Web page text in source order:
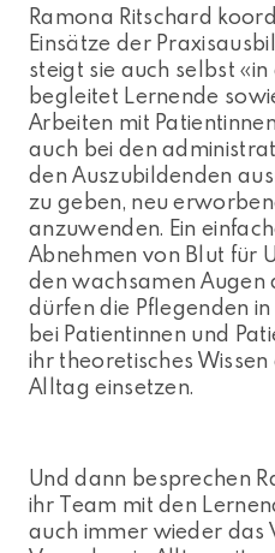
Ramona Ritschard
Einsätze der
steigt sie auch selbst «in
begleitet Lernende
Arbeiten mit
auch bei den
den Auszubildenden
zu geben, neu
anzuwenden. Ein
Abnehmen von Blut für
den wachsamen Augen
dürfen die Pflegenden
bei Patientinnen und
ihr theoretisches
Alltag einsetzen.
Und dann besprechen
ihr Team mit den
auch immer wieder das